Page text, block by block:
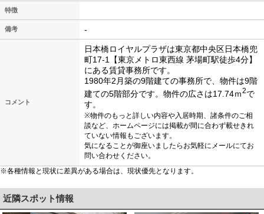
特徴
備考 -
コメント
日本橋ロイヤルプラザは東京都中央区日本橋兜
町17-1【東京メトロ東西線 茅場町駅徒歩4分】
にある賃貸事務所です。
1980年2月築の9階建ての事務所で、物件は9階
建ての5階部分です。物件の広さは17.74ｍ2で
す。
※物件のもっと詳しい内容や入居時期、諸条件のご相
談など、ホームページには掲載が間に合わず載せきれ
ていない情報もございます。
気になることが御座いましたらお気軽にメールにてお
問い合わせください。
※各種情報と現状に差異がある場合は、現状優先となります。
近隣スポット情報